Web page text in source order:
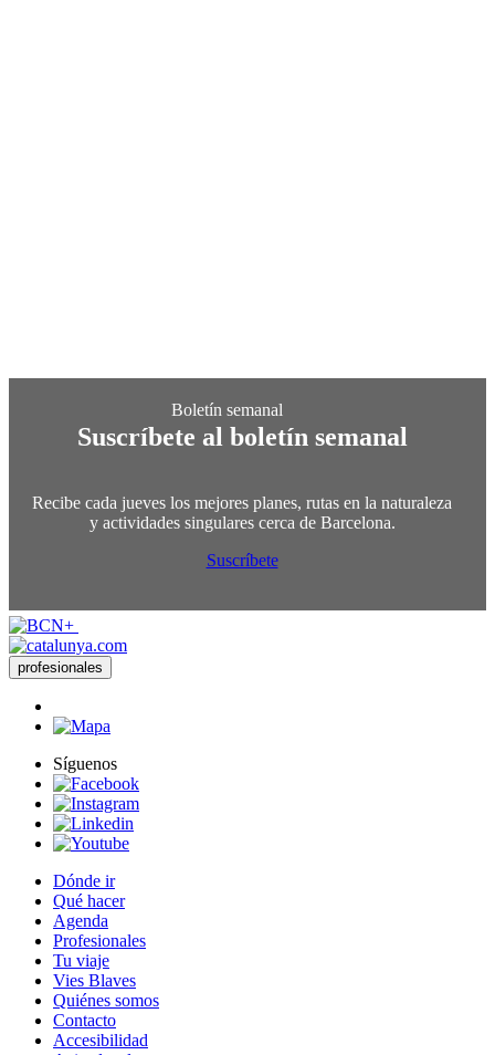
Suscríbete al boletín semanal
Recibe cada jueves los mejores planes, rutas en la naturaleza
y actividades singulares cerca de Barcelona.
Suscríbete
profesionales
Síguenos
Dónde ir
Qué hacer
Agenda
Profesionales
Tu viaje
Vies Blaves
Quiénes somos
Contacto
Accesibilidad